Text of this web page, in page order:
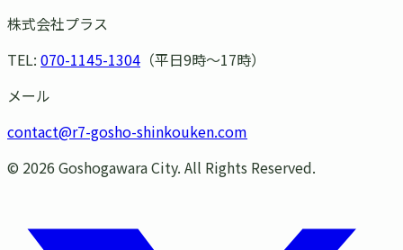
株式会社プラス
TEL: 070-1145-1304 （平日9時〜17時）
メール
contact@r7-gosho-shinkouken.com
© 2026 Goshogawara City. All Rights Reserved.